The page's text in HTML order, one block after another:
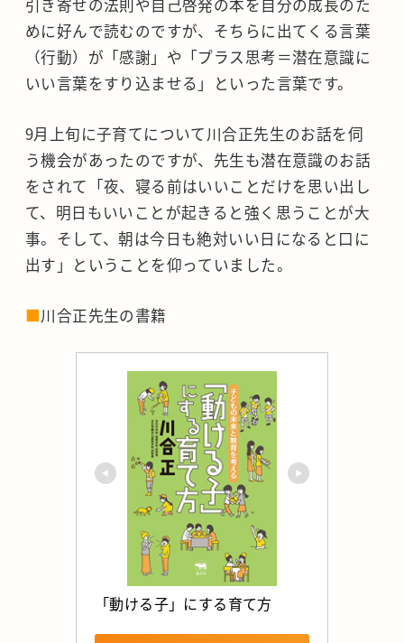
引き寄せの法則や自己啓発の本を自分の成長のた
めに好んで読むのですが、そちらに出てくる言葉
（行動）が「感謝」や「プラス思考＝潜在意識に
いい言葉をすり込ませる」といった言葉です。
9月上旬に子育てについて川合正先生のお話を伺
う機会があったのですが、先生も潜在意識のお話
をされて「夜、寝る前はいいことだけを思い出し
て、明日もいいことが起きると強く思うことが大
事。そして、朝は今日も絶対いい日になると口に
出す」ということを仰っていました。
■川合正先生の書籍
「動ける子」にする育て方